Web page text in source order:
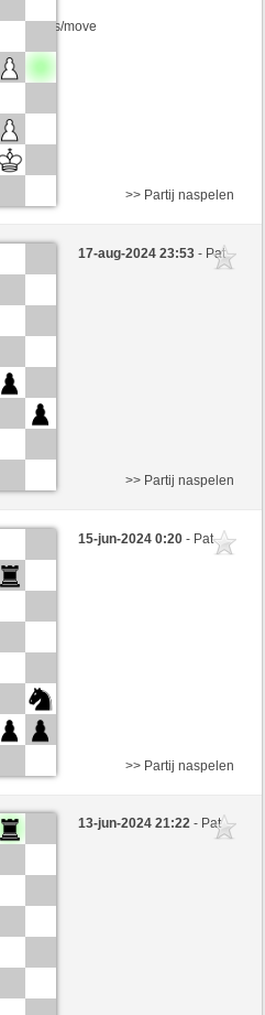
seconds/move
>> Partij naspelen
17-aug-2024 23:53- Pat
>> Partij naspelen
15-jun-2024 0:20- Pat
>> Partij naspelen
13-jun-2024 21:22- Pat